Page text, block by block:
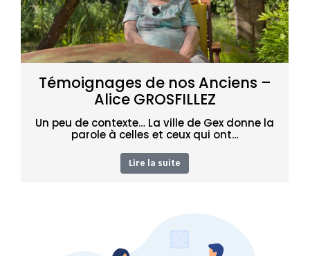
Témoignages de nos Anciens –
Alice GROSFILLEZ
Un peu de contexte… La ville de Gex donne la
parole à celles et ceux qui ont…
Lire la suite